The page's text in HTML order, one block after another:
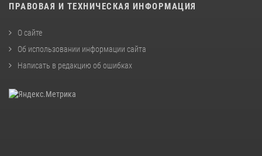
ПРАВОВАЯ И ТЕХНИЧЕСКАЯ ИНФОРМАЦИЯ
О сайте
Об использовании информации сайта
Написать в редакцию об ошибках